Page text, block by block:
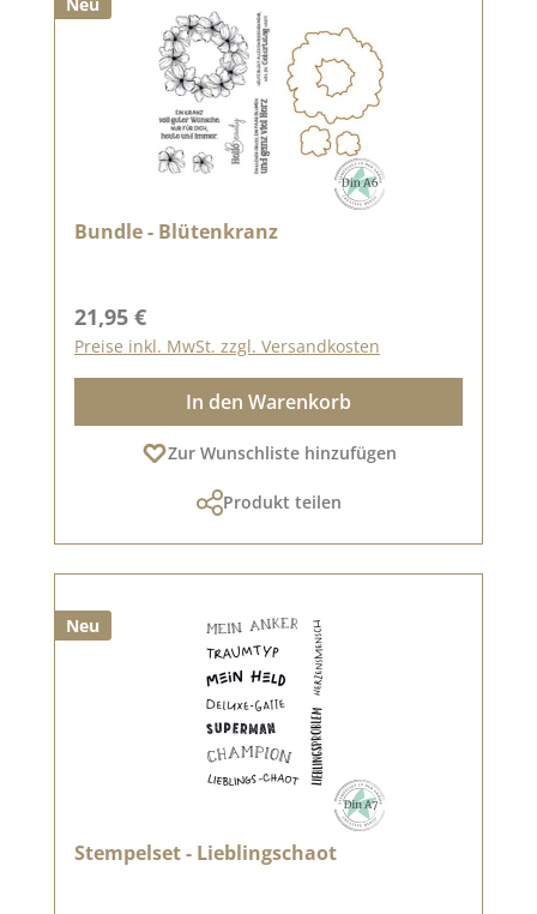
Bundle - Blütenkranz
Regulärer Preis:
21,95 €
Preise inkl. MwSt. zzgl. Versandkosten
In den Warenkorb
Zur Wunschliste hinzufügen
Produkt teilen
Neu
Stempelset - Lieblingschaot